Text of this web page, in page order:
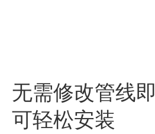
无需修改管线即
可轻松安装